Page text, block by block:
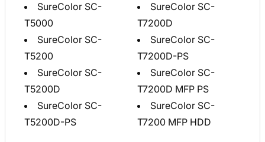
SureColor SC-
T5000
SureColor SC-
T5200
SureColor SC-
T5200D
SureColor SC-
T5200D-PS
SureColor SC-
T7200D
SureColor SC-
T7200D-PS
SureColor SC-
T7200D MFP PS
SureColor SC-
T7200 MFP HDD